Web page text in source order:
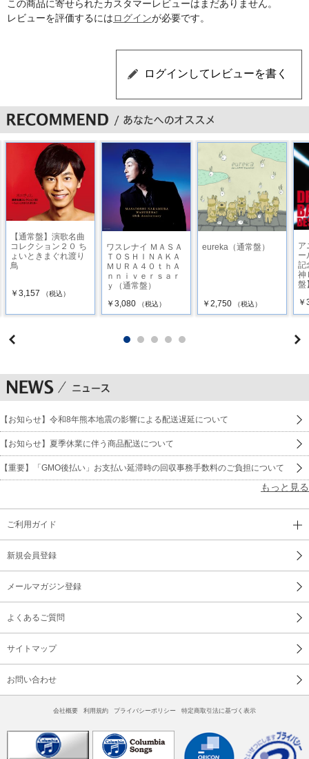
この商品に寄せられたカスタマーレビューはまだありません。
レビューを評価するにはログインが必要です。
【通常盤】演歌名曲
コレクション２０ ち
ょいときまぐれ渡り
鳥
￥3,157 （税込）
ワスレナイ ＭＡＳＡ
ＴＯＳＨＩＮＡＫＡ
ＭＵＲＡ４０ｔｈＡ
ｎｎｉｖｅｒｓａｒ
ｙ（通常盤）
￥3,080
（税込）
eureka（通常盤）
￥2,750 （税込）
ア
ー
記
神
盤
【お知らせ】令和8年熊本地震の影響による配送遅延について
【お知らせ】夏季休業に伴う商品配送について
【重要】「GMO後払い」お支払い延滞時の回収事務手数料のご負担について
もっと見る
ご利用ガイド
新規会員登録
メールマガジン登録
よくあるご質問
サイトマップ
お問い合わせ
会社概要 利用規約 プライバシーポリシー 特定商取引法に基づく表示